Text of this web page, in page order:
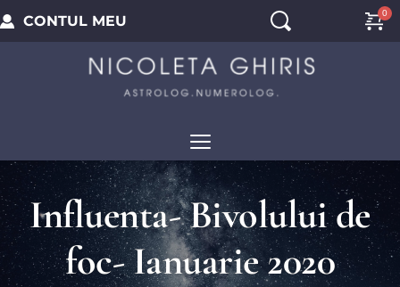
CONTUL MEU
Influenta- Bivolului de
foc- Ianuarie 2020